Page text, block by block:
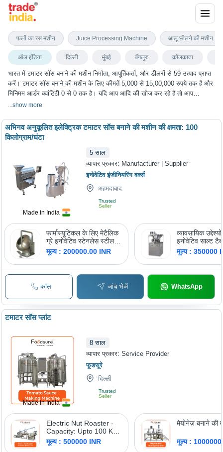
भारत में टमाटर सॉस बनाने की मशीन निर्माता, आपूर्तिकर्ता, और डीलरों से 59 उत्पाद प्राप्त
करें। टमाटर सॉस बनाने की मशीन के लिए कीमतें 5,000 से 15,00,000 रुपये तक हैं और
मिनिमम आर्डर क्वांटिटी 0 से 0 तक है। यदि आप आदि की खोज कर रहे हैं तो आप
ट्रेडइंडिया पर टमाटर सॉस बनाने की मशीन के सबसे अच्छा विकल्प चुन सकते हैं। हम
बेंगलुरु, कोलकाता, जयपुर और कई अन्य शहर शामिल हैं।
...show more
ऑल इंडिया दिल्ली मुंबई बेंगलुरु कोलकाता
Made in India
अभिनव अनुकूलित इलेक्ट्रिक टमाटर सॉस बनाने की मशीन की क्षमता: 100
किलोग्राम/घंटा
5 साल
व्यापार प्रकार: Manufacturer | Supplier
इनोवेटिव इंजीनियरिंग वर्क्स
अहमदाबाद
Trusted
Seller
फार्मास्यूटिकल के लिए मेटैलिक
ग्रे इनोवेटिव स्टेनलेस स्टील
ऑटोमैटिक टैबलेट कोटिंग
मशीन
मूल्य : 200000.00 INR
व्यावसायिक
इनोवेटिव साल्ट
मशीन
मूल्य : 350000
कॉल जांच भेजें WhatsApp
Made in India
टमाटर सॉस प्लांट
8 साल
व्यापार प्रकार:Service Provider
फूडसूरे
दिल्ली
Trusted
Seller
Electric Nut Roaster -
Capacity: Upto 100 Kg
Kg/Hr
मूल्य : 500000 INR
मेयोनेज़ बनाने की
मूल्य :
फलों का रस मशीन Juice Processing Machine आलू छीलने की मशीन